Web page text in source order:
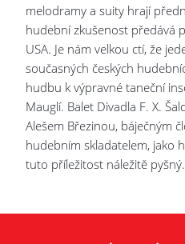
melodramy a suity hrají
hudební zkušenost předává
USA. Je nám velkou ctí, že
současných českých
hudbu k výpravné taneční
Mauglí. Balet Divadla F. X.
Alešem Březinou, báječným
hudebním skladatelem, jako
tuto příležitost náležitě pyšný.